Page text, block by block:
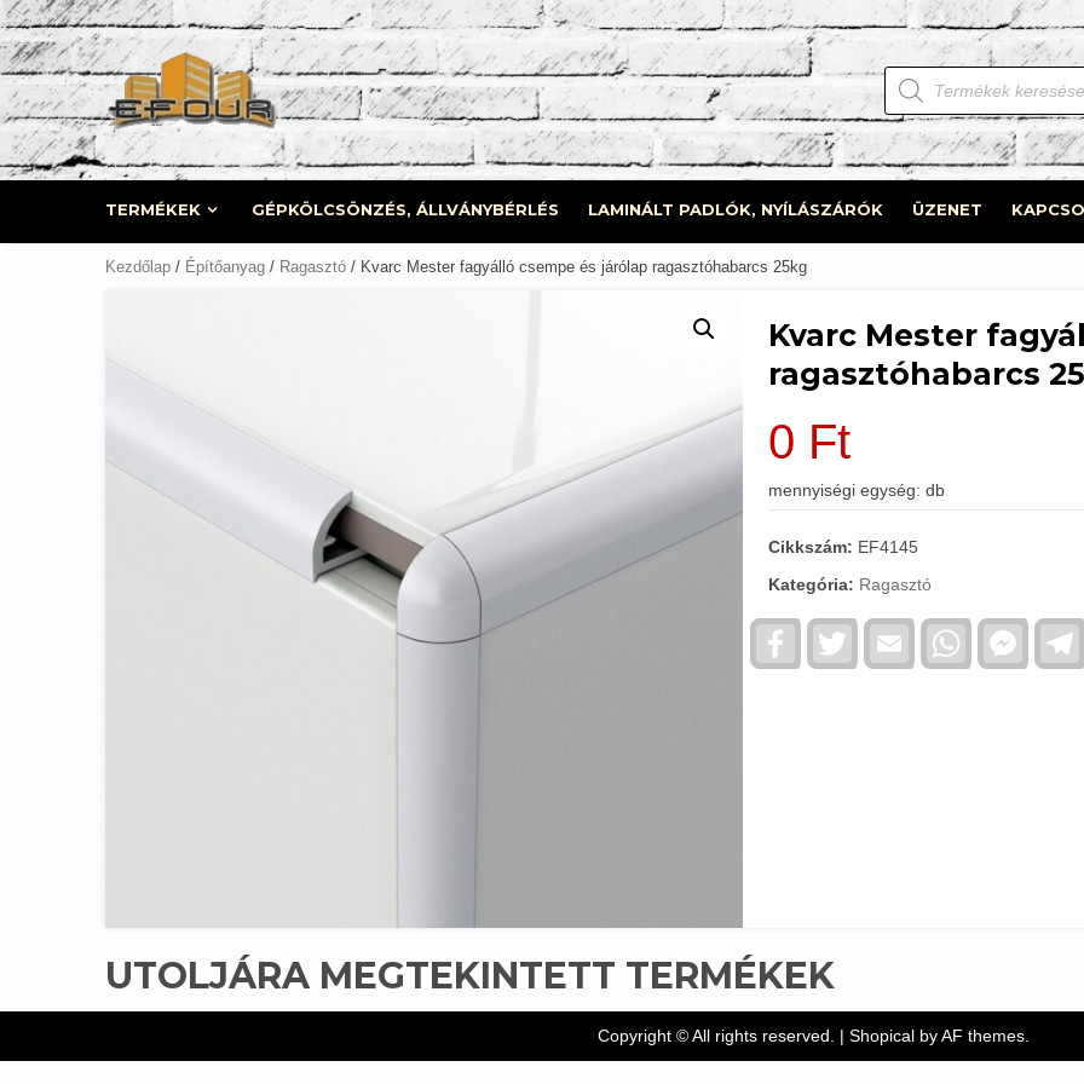
Skip
to
content
Products
search
TERMÉKEK GÉPKÖLCSÖNZÉS, ÁLLVÁNYBÉRLÉS LAMINÁLT PADLÓK, NYÍLÁSZÁRÓK ÜZENET
Kezdőlap / Építőanyag / Ragasztó / Kvarc Mester fagyálló csempe és járólap ragasztóhabarcs 25kg
Kvarc Mester
ragasztóhabarcs
0 Ft
mennyiségi egység: db
Cikkszám: EF4145
Kategória: Ragasztó
FacebookTwitter Email WhatsApp
UTOLJÁRA MEGTEKINTETT TERMÉKEK
Copyright © All rights reserved. | Shopicalby AF themes.